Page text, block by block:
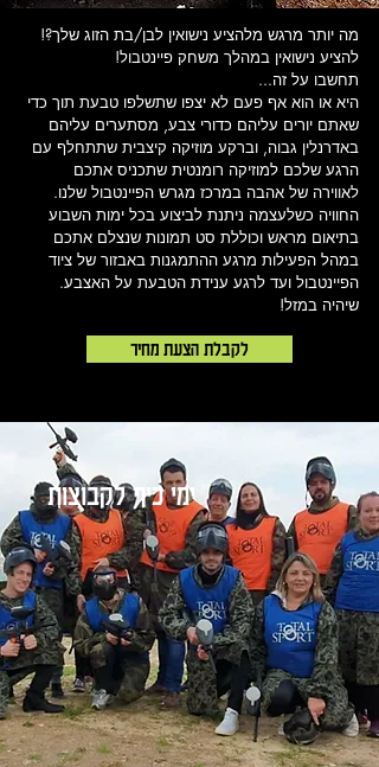
מה יותר מרגש מלהציע נישואין לבן/בת הזוג שלך?!
להציע נישואין במהלך משחק פיינטבול!
תחשבו על זה...
היא או הוא אף פעם לא יצפו שתשלפו טבעת תוך כדי
שאתם יורים עליהם כדורי צבע, מסתערים עליהם
באדרנלין גבוה, וברקע מוזיקה קיצבית שתתחלף עם
הרגע שלכם למוזיקה רומנטית שתכניס אתכם
לאווירה של אהבה במרכז מגרש הפיינטבול שלנו.
החוויה כשלעצמה ניתנת לביצוע בכל ימות השבוע
בתיאום מראש וכוללת סט תמונות שנצלם אתכם
במהל הפעילות מרגע ההתמגנות באבזור של ציוד
הפיינטבול ועד לרגע ענידת הטבעת על האצבע.
שיהיה במזל!
לקבלת הצעת מחיר
ימי כיף לקבוצות